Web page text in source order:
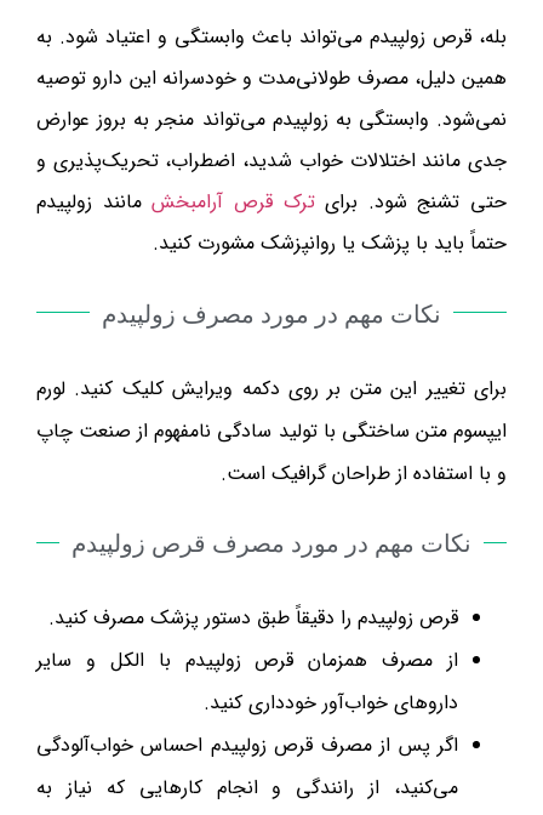
بله، قرص زولپیدم می‌تواند باعث وابستگی و اعتیاد شود. به
همین دلیل، مصرف طولانی‌مدت و خودسرانه این دارو توصیه
نمی‌شود. وابستگی به زولپیدم می‌تواند منجر به بروز عوارض
جدی مانند اختلالات خواب شدید، اضطراب، تحریک‌پذیری و
حتی تشنج شود. برایترک قرص آرامبخشمانند زولپیدم
حتماً باید با پزشک یا روانپزشک مشورت کنید.
نکات مهم در مورد مصرف زولپیدم
برای تغییر این متن بر روی دکمه ویرایش کلیک کنید. لورم
ایپسوم متن ساختگی با تولید سادگی نامفهوم از صنعت چاپ
و با استفاده از طراحان گرافیک است.
نکات مهم در مورد مصرف قرص زولپیدم
قرص زولپیدم را دقیقاً طبق دستور پزشک مصرف کنید.
از مصرف همزمان قرص زولپیدم با الکل و سایر
داروهای خواب‌آور خودداری کنید.
اگر پس از مصرف قرص زولپیدم احساس خواب‌آلودگی
می‌کنید، از رانندگی و انجام کارهایی که نیاز به